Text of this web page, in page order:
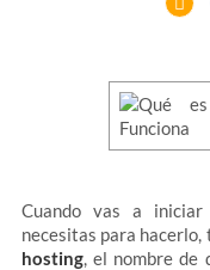
Cuando vas a
necesitas para
hosting, el nombre de